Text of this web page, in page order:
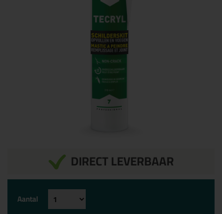
DIRECT LEVERBAAR
Aantal